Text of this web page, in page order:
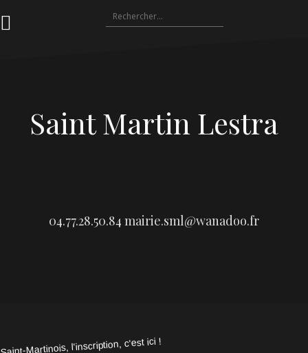
au
Rechercher :
Saint Martin Lestra
04.77.28.50.84 mairie.sml@wanadoo.fr
Saint-Martinois, l'inscription, c'est ici !